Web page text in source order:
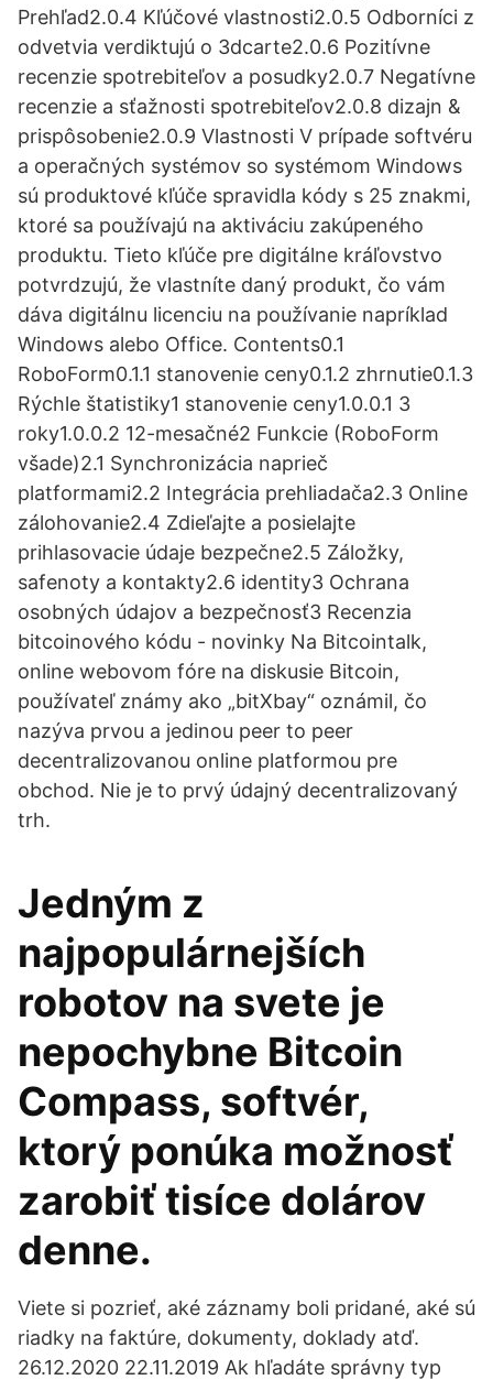
Prehľad2.0.4 Kľúčové vlastnosti2.0.5 Odborníci z
odvetvia verdiktujú o 3dcarte2.0.6 Pozitívne
recenzie spotrebiteľov a posudky2.0.7 Negatívne
recenzie a sťažnosti spotrebiteľov2.0.8 dizajn &
prispôsobenie2.0.9 Vlastnosti V prípade softvéru
a operačných systémov so systémom Windows
sú produktové kľúče spravidla kódy s 25 znakmi,
ktoré sa používajú na aktiváciu zakúpeného
produktu. Tieto kľúče pre digitálne kráľovstvo
potvrdzujú, že vlastníte daný produkt, čo vám
dáva digitálnu licenciu na používanie napríklad
Windows alebo Office. Contents0.1
RoboForm0.1.1 stanovenie ceny0.1.2 zhrnutie0.1.3
Rýchle štatistiky1 stanovenie ceny1.0.0.1 3
roky1.0.0.2 12-mesačné2 Funkcie (RoboForm
všade)2.1 Synchronizácia naprieč
platformami2.2 Integrácia prehliadača2.3 Online
zálohovanie2.4 Zdieľajte a posielajte
prihlasovacie údaje bezpečne2.5 Záložky,
safenoty a kontakty2.6 identity3 Ochrana
osobných údajov a bezpečnosť3 Recenzia
bitcoinového kódu - novinky Na Bitcointalk,
online webovom fóre na diskusie Bitcoin,
používateľ známy ako „bitXbay“ oznámil, čo
nazýva prvou a jedinou peer to peer
decentralizovanou online platformou pre
obchod. Nie je to prvý údajný decentralizovaný
trh.
Jedným z
najpopulárnejších
robotov na svete je
nepochybne Bitcoin
Compass, softvér,
ktorý ponúka možnosť
zarobiť tisíce dolárov
denne.
Viete si pozrieť, aké záznamy boli pridané, aké sú
riadky na faktúre, dokumenty, doklady atď.
26.12.2020 22.11.2019 Ak hľadáte správny typ